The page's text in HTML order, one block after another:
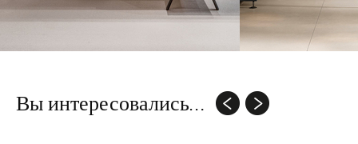
Вы интересовались...